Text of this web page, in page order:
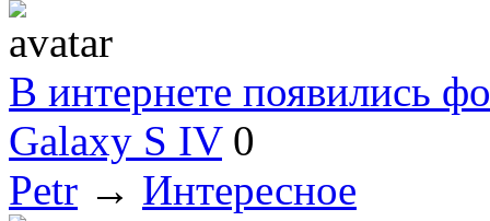
В интернете появились
Galaxy S IV 0
Petr → Интересное